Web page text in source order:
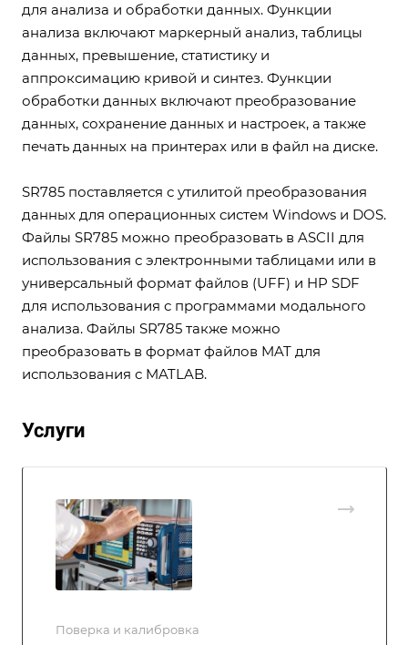
для анализа и обработки данных. Функции
анализа включают маркерный анализ, таблицы
данных, превышение, статистику и
аппроксимацию кривой и синтез. Функции
обработки данных включают преобразование
данных, сохранение данных и настроек, а также
печать данных на принтерах или в файл на диске.
SR785 поставляется с утилитой преобразования
данных для операционных систем Windows и DOS.
Файлы SR785 можно преобразовать в ASCII для
использования с электронными таблицами или в
универсальный формат файлов (UFF) и HP SDF
для использования с программами модального
анализа. Файлы SR785 также можно
преобразовать в формат файлов MAT для
использования с MATLAB.
Услуги
Поверка и калибровка